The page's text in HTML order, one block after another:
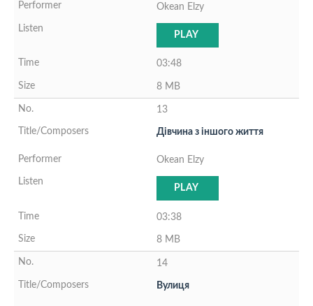
Okean Elzy
PLAY
03:48
8 MB
13
Дiвчина з iншого життя
Okean Elzy
PLAY
03:38
8 MB
14
Вулиця